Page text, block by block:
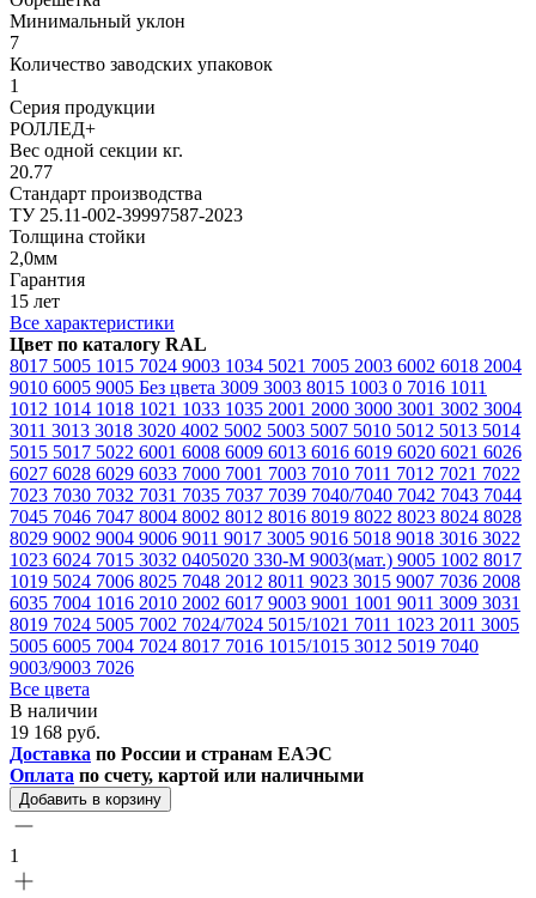
Минимальный уклон
7
Количество заводских упаковок
1
Серия продукции
РОЛЛЕД+
Вес одной секции кг.
20.77
Стандарт производства
ТУ 25.11-002-39997587-2023
Толщина стойки
2,0мм
Гарантия
15 лет
Все характеристики
Цвет по каталогу RAL
8017 5005 1015 7024 9003 1034 5021 7005 2003 6002 6018 2004
9010 6005 9005 Без цвета 3009 3003 8015 1003 0 7016 1011
1012 1014 1018 1021 1033 1035 2001 2000 3000 3001 3002 3004
3011 3013 3018 3020 4002 5002 5003 5007 5010 5012 5013 5014
5015 5017 5022 6001 6008 6009 6013 6016 6019 6020 6021 6026
6027 6028 6029 6033 7000 7001 7003 7010 7011 7012 7021 7022
7023 7030 7032 7031 7035 7037 7039 7040/7040 7042 7043 7044
7045 7046 7047 8004 8002 8012 8016 8019 8022 8023 8024 8028
8029 9002 9004 9006 9011 9017 3005 9016 5018 9018 3016 3022
1023 6024 7015 3032 0405020 330-М 9003(мат.) 9005 1002 8017
1019 5024 7006 8025 7048 2012 8011 9023 3015 9007 7036 2008
6035 7004 1016 2010 2002 6017 9003 9001 1001 9011 3009 3031
8019 7024 5005 7002 7024/7024 5015/1021 7011 1023 2011 3005
5005 6005 7004 7024 8017 7016 1015/1015 3012 5019 7040
9003/9003 7026
Все цвета
В наличии
19 168 руб.
Доставка по России и странам ЕАЭС
Оплата по счету, картой или наличными
Добавить в корзину
1